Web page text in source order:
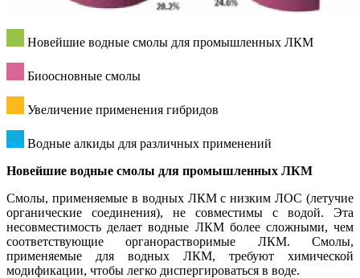
Новейшие водные смолы для промышленных ЛКМ
Биоосновные смолы
Увеличение применения гибридов
Водные алкиды для различных применений
Новейшие водные смолы для промышленных ЛКМ
Смолы, применяемые в водных ЛКМ с низким ЛОС (летучие
органические соединения), не совместимы с водой. Эта
несовместимость делает водные ЛКМ более сложными, чем
соответствующие органорастворимые ЛКМ. Смолы,
применяемые для водных ЛКМ, требуют химической
модификации, чтобы легко диспергироваться в воде.